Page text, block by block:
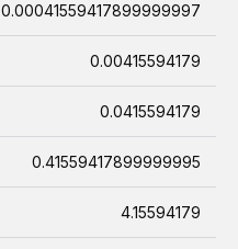
0.00041559417899999997
0.00415594179
0.0415594179
0.41559417899999995
4.15594179